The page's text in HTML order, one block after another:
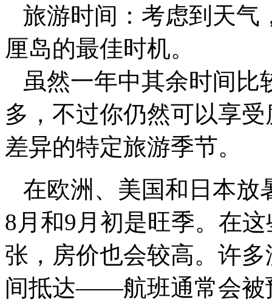
旅游时间：考虑到天气
厘岛的最佳时机。
虽然一年中其余时间比
多，不过你仍然可以享
差异的特定旅游季节。
在欧洲、美国和日本放
8月和9月初是旺季。在
张，房价也会较高。许
间抵达——航班通常会被